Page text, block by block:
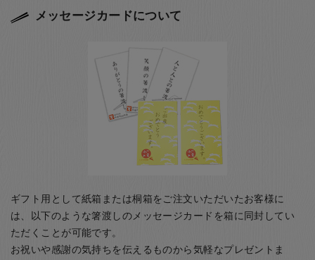
メッセージカードについて
ギフト用として紙箱または桐箱をご注文いただいたお客様に
は、以下のような箸渡しのメッセージカードを箱に同封してい
ただくことが可能です。
お祝いや感謝の気持ちを伝えるものから気軽なプレゼントま